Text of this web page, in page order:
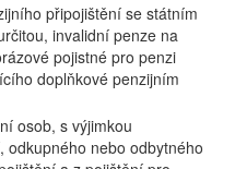
připojištění se státním
invalidní penze na
pojistné pro penzi
doplňkové penzijním
osob, s výjimkou
odkupného nebo odbytného